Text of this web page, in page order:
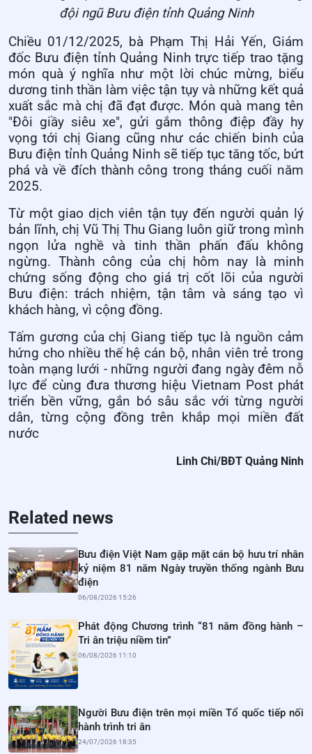
đội ngũ Bưu điện tỉnh Quảng Ninh
Chiều 01/12/2025, bà Phạm Thị Hải Yến, Giám
đốc Bưu điện tỉnh Quảng Ninh trực tiếp trao tặng
món quà ý nghĩa như một lời chúc mừng, biểu
dương tinh thần làm việc tận tụy và những kết quả
xuất sắc mà chị đã đạt được. Món quà mang tên
"Đôi giầy siêu xe", gửi gắm thông điệp đầy hy
vọng tới chị Giang cũng như các chiến binh của
Bưu điện tỉnh Quảng Ninh sẽ tiếp tục tăng tốc, bứt
phá và về đích thành công trong tháng cuối năm
2025.
Từ một giao dịch viên tận tụy đến người quản lý
bản lĩnh, chị Vũ Thị Thu Giang luôn giữ trong mình
ngọn lửa nghề và tinh thần phấn đấu không
ngừng. Thành công của chị hôm nay là minh
chứng sống động cho giá trị cốt lõi của người
Bưu điện: trách nhiệm, tận tâm và sáng tạo vì
khách hàng, vì cộng đồng.
Tấm gương của chị Giang tiếp tục là nguồn cảm
hứng cho nhiều thế hệ cán bộ, nhân viên trẻ trong
toàn mạng lưới - những người đang ngày đêm nỗ
lực để cùng đưa thương hiệu Vietnam Post phát
triển bền vững, gắn bó sâu sắc với từng người
dân, từng cộng đồng trên khắp mọi miền đất
nước
Linh Chi/BĐT Quảng Ninh
Related news
Bưu điện Việt Nam gặp mặt cán bộ hưu trí nhân
kỷ niệm 81 năm Ngày truyền thống ngành Bưu
điện
06/08/2026 15:26
Phát động Chương trình “81 năm đồng hành –
Tri ân triệu niềm tin”
06/08/2026 11:10
Người Bưu điện trên mọi miền Tổ quốc tiếp nối
hành trình tri ân
24/07/2026 18:35